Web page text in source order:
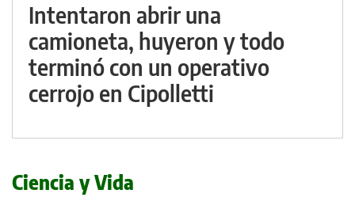
Intentaron abrir una
camioneta, huyeron y todo
terminó con un operativo
cerrojo en Cipolletti
Ciencia y Vida